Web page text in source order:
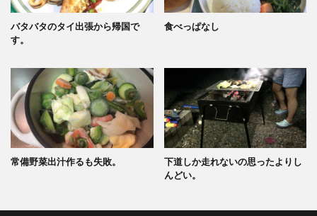
バタバタのタイ出張から帰国で
す。
食べっぱなし
常備野菜出汁作るも失敗。
下道しか走れないの思ったよりし
んどい。